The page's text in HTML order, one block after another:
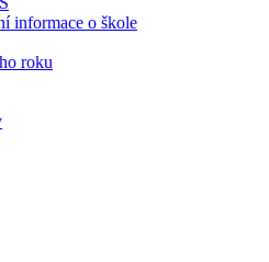
informace o škole
roku